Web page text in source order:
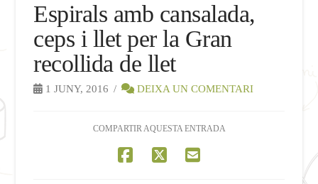
Espirals amb cansalada,
ceps i llet per la Gran
recollida de llet
1 JUNY, 2016 DEIXA UN COMENTARI
COMPARTIR AQUESTA ENTRADA